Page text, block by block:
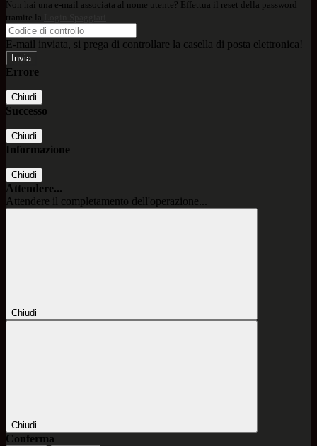
Non hai una e-mail associata al nome utente? Effettua il reset della password
tramite la
E-mail inviata, si prega di controllare la casella di posta elettronica!
Errore
Chiudi
Successo
Chiudi
Informazione
Chiudi
Attendere...
Attendere il completamento dell'operazione...
Chiudi
Chiudi
Conferma